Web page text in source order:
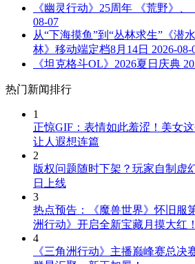
《幽灵行动》25周年 《荒野》、
08-07
从“下海摸鱼”到“丛林求生”《潜
林》移动端定档8月14日 2026-08-
《坦克格斗OL》2026夏日庆典
热门新闻排行
1
正惊GIF：表情如此羞涩！美女
让人遐想连篇
2
版权问题随时下架？玩家自制虚
日上线
3
热点预告：《魔兽世界》怀旧服
洲行动》开启全新宝藏月摸大红！
4
《三角洲行动》主播巅峰赛总决